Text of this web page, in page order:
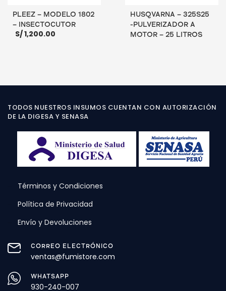
PLEEZ – MODELO 1802
– INSECTOCUTOR
S/1,200.00
HUSQVARNA – 325S25
-PULVERIZADOR A
MOTOR – 25 LITROS
TODOS NUESTROS INSUMOS CUENTAN CON AUTORIZACIÓN
DE LA DIGESA Y SENASA
Términos y Condiciones
Política de Privacidad
Envío y Devoluciones
CORREO ELECTRÓNICO
ventas@fumistore.com
WHATSAPP
930-240-007